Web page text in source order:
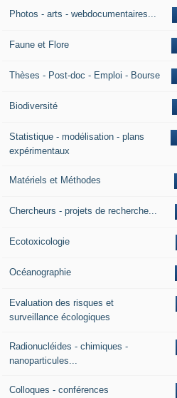
Photos - arts - webdocumentaires...
Faune et Flore
Thèses - Post-doc - Emploi - Bourse
Biodiversité
Statistique - modélisation - plans
expérimentaux
Matériels et Méthodes
Chercheurs - projets de recherche...
Ecotoxicologie
Océanographie
Evaluation des risques et
surveillance écologiques
Radionucléides - chimiques -
nanoparticules...
Colloques - conférences